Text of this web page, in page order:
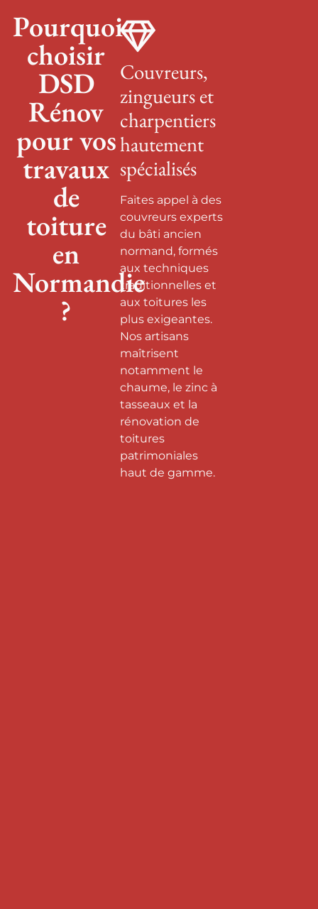
Pourquoi
choisir
DSD
Rénov
pour vos
travaux
de
toiture
en
Normandie
?
Couvreurs,
zingueurs et
charpentiers
hautement
spécialisés
Faites appel à des
couvreurs experts
du bâti ancien
normand, formés
aux techniques
traditionnelles et
aux toitures les
plus exigeantes.
Nos artisans
maîtrisent
notamment le
chaume, le zinc à
tasseaux et la
rénovation de
toitures
patrimoniales
haut de gamme.